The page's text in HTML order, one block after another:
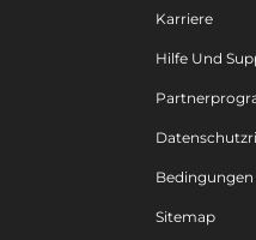
Karriere
Hilfe Und
Sitemap